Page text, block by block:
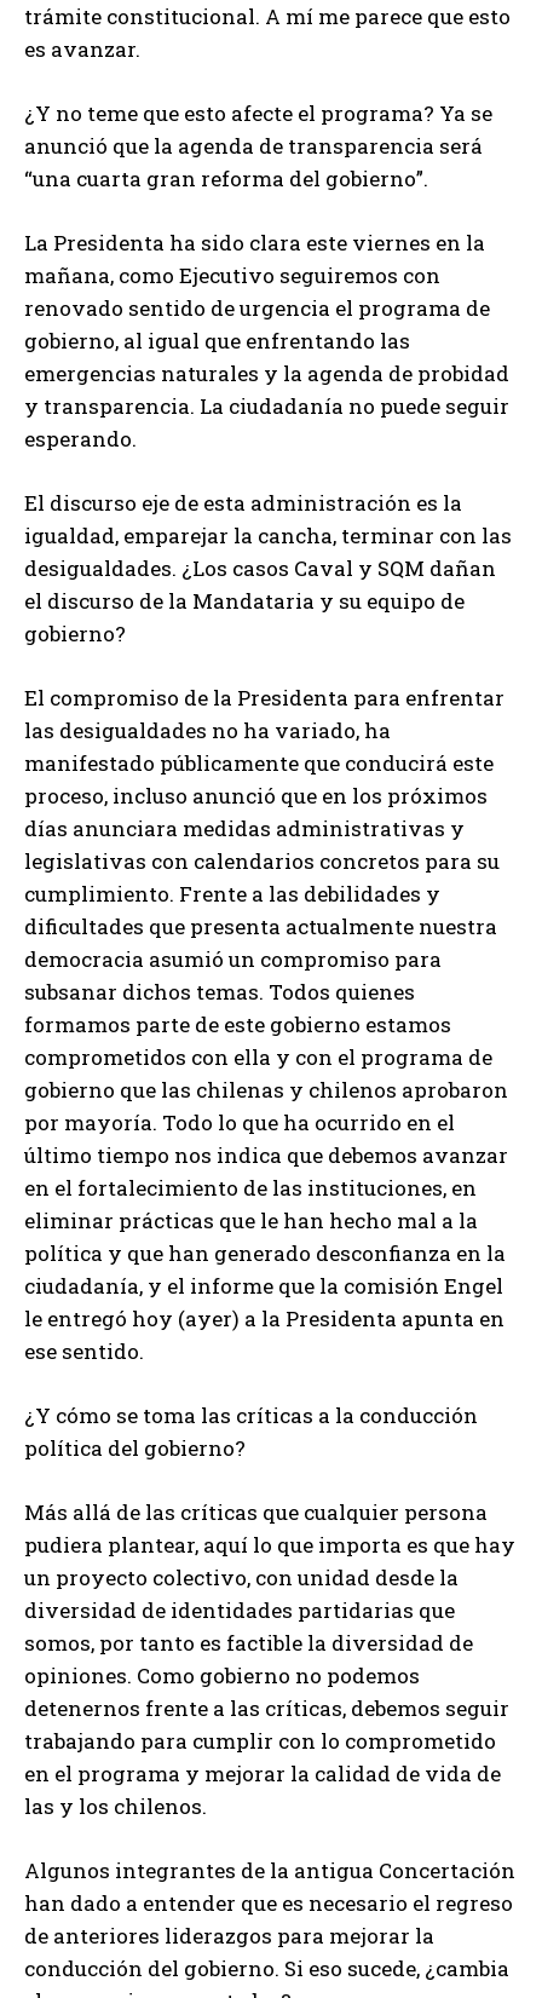
trámite constitucional. A mí me parece que esto
es avanzar.
¿Y no teme que esto afecte el programa? Ya se
anunció que la agenda de transparencia será
“una cuarta gran reforma del gobierno”.
La Presidenta ha sido clara este viernes en la
mañana, como Ejecutivo seguiremos con
renovado sentido de urgencia el programa de
gobierno, al igual que enfrentando las
emergencias naturales y la agenda de probidad
y transparencia. La ciudadanía no puede seguir
esperando.
El discurso eje de esta administración es la
igualdad, emparejar la cancha, terminar con las
desigualdades. ¿Los casos Caval y SQM dañan
el discurso de la Mandataria y su equipo de
gobierno?
El compromiso de la Presidenta para enfrentar
las desigualdades no ha variado, ha
manifestado públicamente que conducirá este
proceso, incluso anunció que en los próximos
días anunciara medidas administrativas y
legislativas con calendarios concretos para su
cumplimiento. Frente a las debilidades y
dificultades que presenta actualmente nuestra
democracia asumió un compromiso para
subsanar dichos temas. Todos quienes
formamos parte de este gobierno estamos
comprometidos con ella y con el programa de
gobierno que las chilenas y chilenos aprobaron
por mayoría. Todo lo que ha ocurrido en el
último tiempo nos indica que debemos avanzar
en el fortalecimiento de las instituciones, en
eliminar prácticas que le han hecho mal a la
política y que han generado desconfianza en la
ciudadanía, y el informe que la comisión Engel
le entregó hoy (ayer) a la Presidenta apunta en
ese sentido.
¿Y cómo se toma las críticas a la conducción
política del gobierno?
Más allá de las críticas que cualquier persona
pudiera plantear, aquí lo que importa es que hay
un proyecto colectivo, con unidad desde la
diversidad de identidades partidarias que
somos, por tanto es factible la diversidad de
opiniones. Como gobierno no podemos
detenernos frente a las críticas, debemos seguir
trabajando para cumplir con lo comprometido
en el programa y mejorar la calidad de vida de
las y los chilenos.
Algunos integrantes de la antigua Concertación
han dado a entender que es necesario el regreso
de anteriores liderazgos para mejorar la
conducción del gobierno. Si eso sucede, ¿cambia